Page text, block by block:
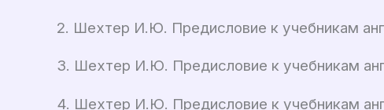
2. Шехтер И.Ю. Предисловие к учебникам
3. Шехтер И.Ю. Предисловие к учебникам
4. Шехтер И.Ю. Предисловие к учебникам